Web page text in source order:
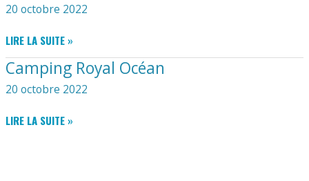
20 octobre 2022
CHAMBRES
D’HÔTES
LE
DOMAINE
LIRE LA SUITE »
Camping Royal Océan
20 octobre 2022
CAMPING
LIRE LA SUITE »